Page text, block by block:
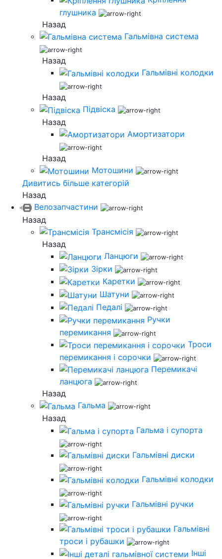
глушника
Назад
Гальмівна система
Назад
Гальмівні колодки
Назад
Підвіска
Назад
Амортизатори
Назад
Мотошини
Дивитись більше категорій
Назад
Велозапчастини
Назад
Трансмісія
Назад
Ланцюги
Зірки
Каретки
Шатуни
Педалі
Ручки
перемикання
Троси
перемикання і сорочки
Перемикачі
ланцюга
Назад
Гальма
Назад
Гальма і супорта
Гальмівні диски
Гальмівні колодки
Гальмівні ручки
Гальмівні
троси і рубашки
Інші